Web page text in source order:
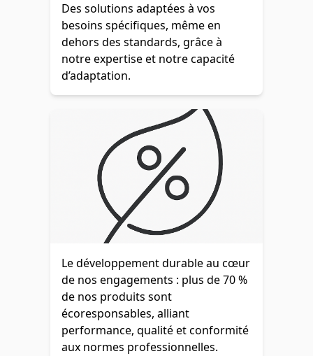
Des solutions adaptées à vos
besoins spécifiques, même en
dehors des standards, grâce à
notre expertise et notre capacité
d’adaptation.
Le développement durable au cœur
de nos engagements : plus de 70 %
de nos produits sont
écoresponsables, alliant
performance, qualité et conformité
aux normes professionnelles.